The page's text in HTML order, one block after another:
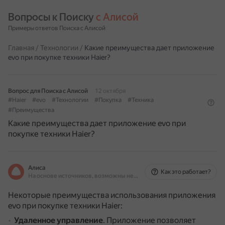
Вопросы к Поиску с Алисой
Примеры ответов Поиска с Алисой
Главная / Технологии / Какие преимущества дает приложение
evo при покупке техники Haier?
Вопрос для Поиска с Алисой
12 октября
#Haier
#evo #Технологии #Покупка
#Техника
#Преимущества
Какие преимущества дает приложение evo при
покупке техники Haier?
Алиса
На основе источников, возможны неточности
Как это работает?
Некоторые преимущества использования приложения
evo при покупке техники Haier:
Удаленное управление. Приложение позволяет